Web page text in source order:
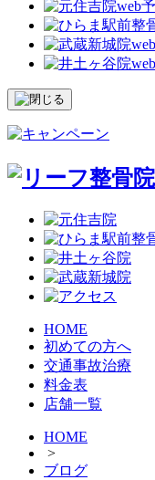
HOME
初めての方へ
交通事故治療
料金表
店舗一覧
HOME
>
ブログ